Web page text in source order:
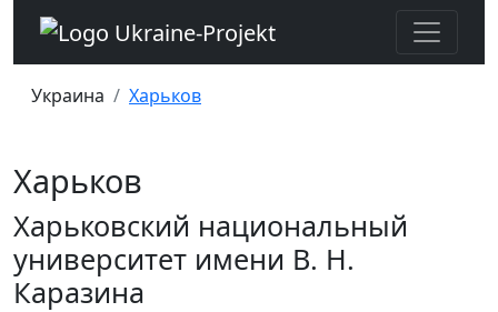
Украина Харьков
Харьков
Харьковский национальный
университет имени B. H.
Каразина